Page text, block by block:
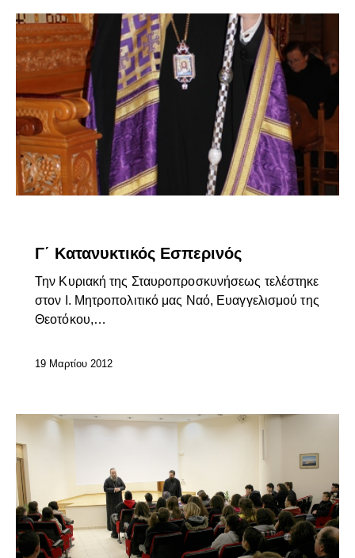
Γ΄ Κατανυκτικός Εσπερινός
Την Κυριακή της Σταυροπροσκυνήσεως τελέστηκε
στον Ι. Μητροπολιτικό μας Ναό, Ευαγγελισμού της
Θεοτόκου,…
19 Μαρτίου 2012